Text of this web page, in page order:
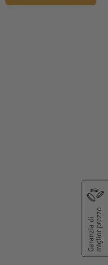
Garanzia dimiglior prezzo